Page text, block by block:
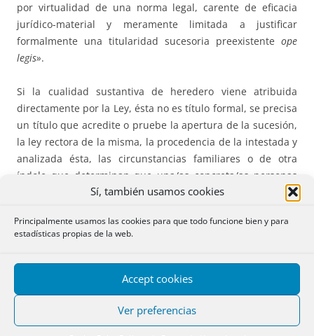
Sí, también usamos cookies
Principalmente usamos las cookies para que todo funcione bien y para
estadísticas propias de la web.
Accept cookies
Ver preferencias
por virtualidad de una norma legal, carente de eficacia
jurídico-material y meramente limitada a justificar
formalmente una titularidad sucesoria preexistente ope
legis».
Si la cualidad sustantiva de heredero viene atribuida
directamente por la Ley, ésta no es título formal, se precisa
un título que acredite o pruebe la apertura de la sucesión,
la ley rectora de la misma, la procedencia de la intestada y
analizada ésta, las circunstancias familiares o de otra
índole que determinan que una/as concreta/as personas
sean preferentes a otra/as, designándolas con las
identificación.
conocimiento de su concreto ofrecimiento o delación
hereditaria) y por consiguiente, a mi juicio, el plazo de
treinta días naturales, teniendo el llamado posesión de los
bienes hereditarios,debe computarse desde la entrega de